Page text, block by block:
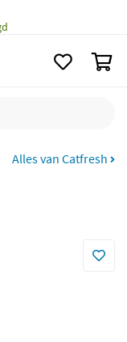
Alles van Catfresh